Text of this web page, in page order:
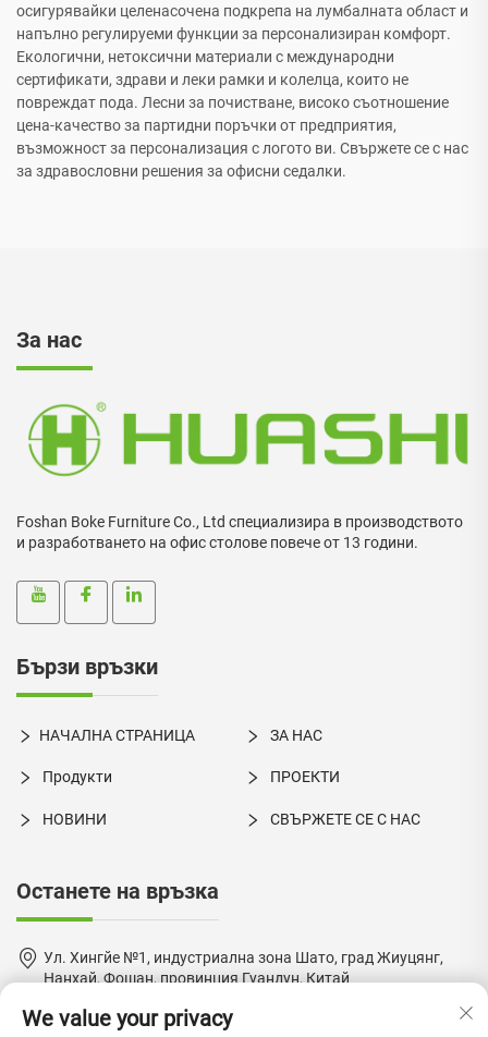
осигурявайки целенасочена подкрепа на лумбалната област и
напълно регулируеми функции за персонализиран комфорт.
Екологични, нетоксични материали с международни
сертификати, здрави и леки рамки и колелца, които не
повреждат пода. Лесни за почистване, високо съотношение
цена-качество за партидни поръчки от предприятия,
възможност за персонализация с логото ви. Свържете се с нас
за здравословни решения за офисни седалки.
За нас
Foshan Boke Furniture Co., Ltd специализира в производството
и разработването на офис столове повече от 13 години.
Бързи връзки
НАЧАЛНА СТРАНИЦА ЗА НАС
Продукти ПРОЕКТИ
НОВИНИ СВЪРЖЕТЕ СЕ С НАС
Останете на връзка
Ул. Хингйе №1, индустриална зона Шато, град Жиуцянг,
Нанхай, Фошан, провинция Гуандун, Китай
+86-18924550960
We value your privacy